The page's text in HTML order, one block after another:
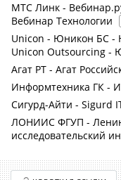
МТС Линк -
Вебинар Технологии
Unicon - Юникон БС
Unicon Outsourcing -
Агат РТ - Агат
Информтехника ГК -
Сигурд-Айти - Sigurd
ЛОНИИС ФГУП -
исследовательский